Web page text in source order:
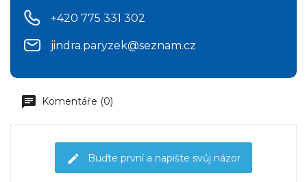
+420 775 331 302
jindra.paryzek@seznam.cz
Komentáře (0)
Buďte první a napište svůj názor